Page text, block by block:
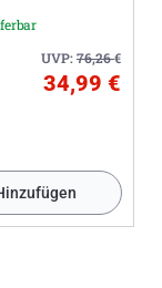
UVP:76,26€
34,99 €